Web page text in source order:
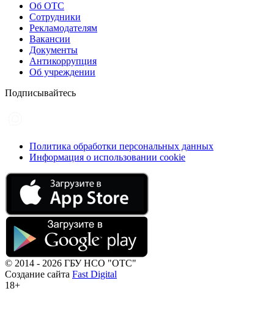
Об ОТС
Сотрудники
Рекламодателям
Вакансии
Документы
Антикоррупция
Об учреждении
Подписывайтесь
Политика обработки персональных данных
Информация о использовании cookie
© 2014 - 2026 ГБУ НСО "ОТС"
Создание сайта Fast Digital
18+